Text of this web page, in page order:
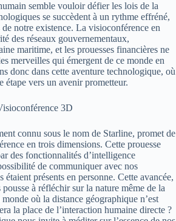
semble vouloir défier les lois de la
se succèdent à un rythme effréné,
notre existence. La visioconférence en
des réseaux gouvernementaux,
maritime, et les prouesses financières ne
merveilles qui émergent de ce monde en
donc dans cette aventure technologique, où
étape vers un avenir prometteur.
3D
connu sous le nom de Starline, promet de
en trois dimensions. Cette prouesse
des fonctionnalités d’intelligence
de communiquer avec nos
étaient présents en personne. Cette avancée,
à réfléchir sur la nature même de la
où la distance géographique n’est
la place de l’interaction humaine directe ?